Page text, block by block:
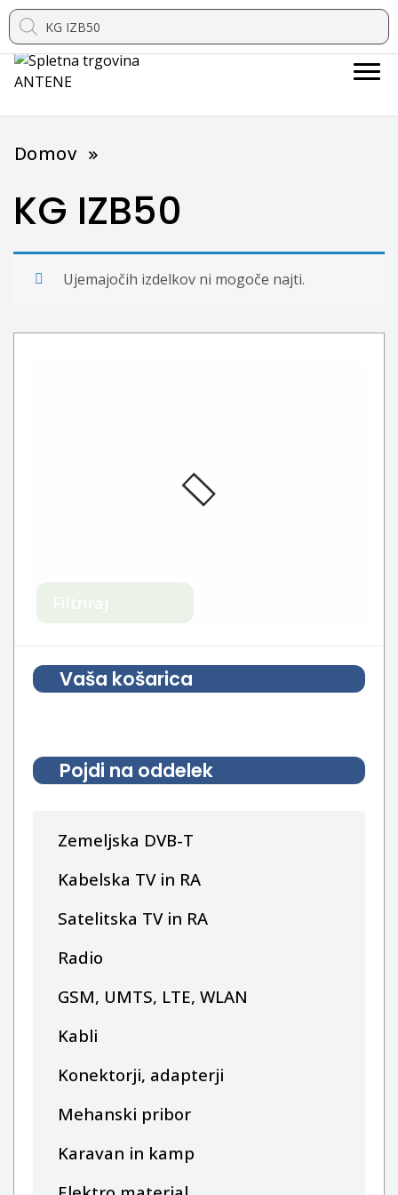
Domov
KG IZB50
Ujemajočih izdelkov ni mogoče najti.
Vaša košarica
Pojdi na oddelek
Zemeljska DVB-T
Kabelska TV in RA
Satelitska TV in RA
Radio
GSM, UMTS, LTE, WLAN
Kabli
Konektorji, adapterji
Mehanski pribor
Karavan in kamp
Products
search